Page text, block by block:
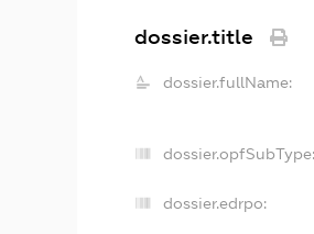
dossier.title
dossier.fullName:
dossier.opfSubType:
dossier.edrpo: